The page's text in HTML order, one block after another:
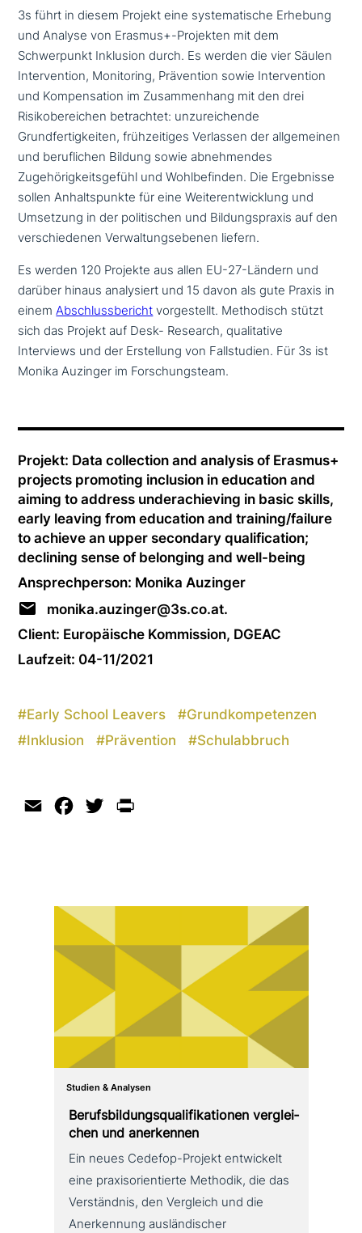
3s führt in diesem Projekt eine syste­ma­ti­sche Erhebung
und Analyse von Erasmus+-Projekten mit dem
Schwerpunkt Inklusion durch. Es werden die vier Säulen
Intervention, Monitoring, Prävention sowie Intervention
und Kompensation im Zusammenhang mit den drei
Risikobereichen betrach­tet: unzu­rei­chen­de
Grundfertigkeiten, früh­zei­ti­ges Verlassen der all­ge­mei­nen
und beruf­li­chen Bildung sowie abneh­men­des
Zugehörigkeitsgefühl und Wohlbefinden. Die Ergebnisse
sollen Anhaltspunkte für eine Weiterentwicklung und
Umsetzung in der poli­ti­schen und Bildungspraxis auf den
ver­schie­de­nen Verwaltungsebenen liefern.
Es werden 120 Projekte aus allen EU-27-Ländern und
darüber hinaus ana­ly­siert und 15 davon als gute Praxis in
einemAbschlussbericht vor­ge­stellt. Methodisch stützt
sich das Projekt auf Desk- Research, qua­li­ta­ti­ve
Interviews und der Erstellung von Fallstudien. Für 3s ist
Monika Auzinger im Forschungsteam.
Projekt: Data coll­ec­tion and analysis of Erasmus+
projects promoting inclusion in education and
aiming to address undera­chie­ving in basic skills,
early leaving from education and training/failure
to achieve an upper secondary qua­li­fi­ca­ti­on;
declining sense of belonging and well-being
Ansprechperson: Monika Auzinger
monika.auzinger@3s.co.at.
Client: Europäische Kommission, DGEAC
Laufzeit: 04-11/2021
#Early School Leavers #Grundkompetenzen
#Inklusion #Prävention #Schulabbruch
Email Facebook
Twitter
Studien & Analysen
Berufsbildungsqualifikationen ver­glei­
chen und anerkennen
Ein neues Cedefop-Projekt ent­wickelt
eine pra­xis­ori­en­tier­te Methodik, die das
Verständnis, den Vergleich und die
Anerkennung aus­län­di­scher